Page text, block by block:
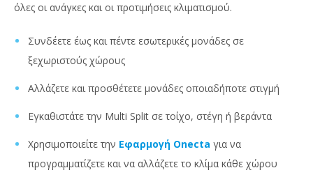
όλες οι ανάγκες και οι προτιμήσεις κλιματισμού.
Συνδέετε έως και πέντε εσωτερικές μονάδες σε
ξεχωριστούς χώρους
Αλλάζετε και προσθέτετε μονάδες οποιαδήποτε στιγμή
Εγκαθιστάτε την Multi Split σε τοίχο, στέγη ή βεράντα
Χρησιμοποιείτε την Εφαρμογή Onecta για να
προγραμματίζετε και να αλλάζετε το κλίμα κάθε χώρου